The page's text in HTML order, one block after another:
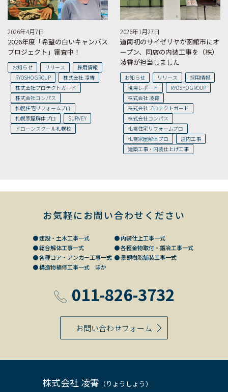
2026年4月7日
2026年度「希望の白いキャンバス
プロジェクト」審査中！
お知らせ リリース
採用情報
RYOSHO GROUP
株式会社 凌霄
株式会社プロテクトガード
株式会社コンパス
札幌住宅リフォームプロ
札幌家屋解体プロ
SURVEY
ドローンスクール札幌校
2026年1月27日
道南初のサイゼリヤが函館市にオ
ープン、同店の内装工事を（株）
凌霄が担当しました
お知らせ リリース
採用情報
現場レポート
RYOSHO GROUP
株式会社 凌霄
株式会社プロテクトガード
株式会社コンパス
札幌住宅リフォームプロ
札幌家屋解体プロ
道内工事
建築工事・内装仕上げ工事
お気軽にお問い合わせください
● 建設・土木工事一式
● 内装仕上工事一式
● 総合解体工事一式
● 各種金物取付・鍛冶工事一式
● 各種コア・アンカー工事一式 ● 景観樹脂舗装工事一式
● 構造物補修工事一式 ほか
011-826-3732
お問い合わせフォーム
株式会社 凌霄 （りょうしょう）